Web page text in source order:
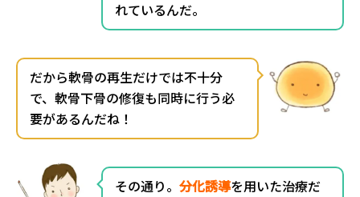
れているんだ。
だから軟骨の再生だけでは不十分
で、軟骨下骨の修復も同時に行う必
要があるんだね！
その通り。 分化誘導を用いた治療だ